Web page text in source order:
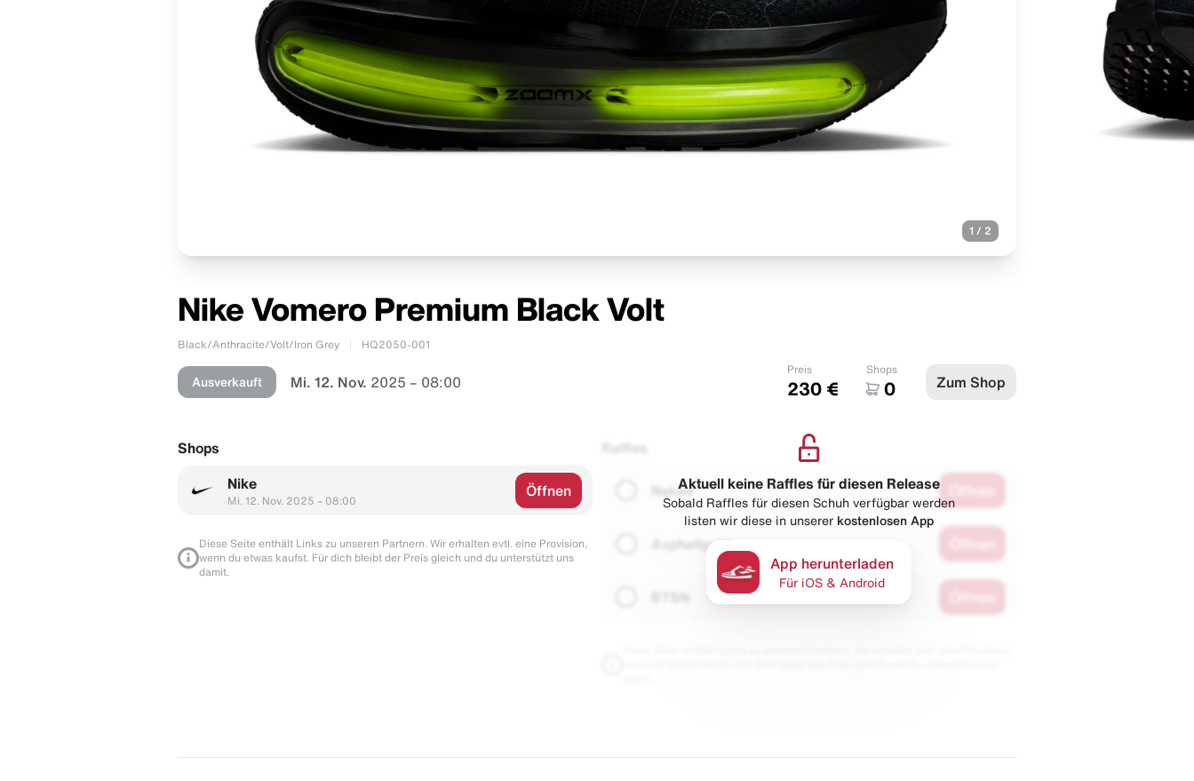
1 / 2
Nike Vomero Premium Black Volt
Black/Anthracite/Volt/Iron Grey HQ2050-001
Ausverkauft Mi. 12. Nov. 2025 – 08:00
Preis
230 €
Shops
0 Zum Shop
Shops
Nike
Mi. 12. Nov. 2025 – 08:00
Öffnen
Diese Seite enthält Links zu unseren Partnern. Wir erhalten evtl. eine Provision,
wenn du etwas kaufst. Für dich bleibt der Preis gleich und du unterstützt uns
damit.
Raffles
Naked
Asphaltgold
Aktuell keine Raffles für diesen Release
Sobald Raffles für diesen Schuh verfügbar werden
listen wir diese in unserer kostenlosen App
App herunterladen
Für iOS & Android